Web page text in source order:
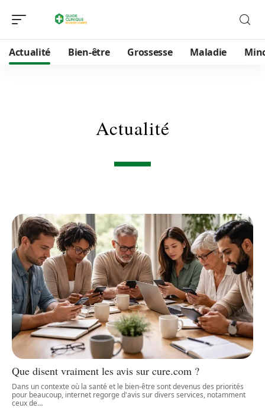
Actualité Bien-être Grossesse Maladie
Actualité
Que disent vraiment les avis sur cure.com ?
Dans un contexte où la santé et le bien-être sont devenus des priorités
pour beaucoup, internet regorge d'avis sur divers services, notamment
ceux de…